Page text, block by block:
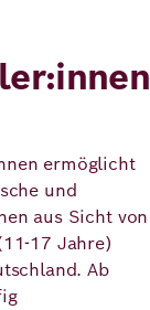
Bosch
und
wir
Bei uns
ermöglicht
und
aus Sicht von
17 Jahre)
Ab